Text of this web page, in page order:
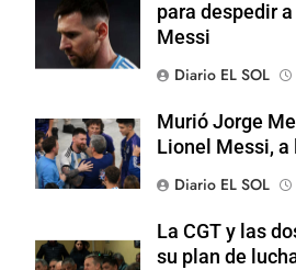
para despedir
Messi
Diario EL SOL
Murió Jorge
Lionel Messi, a
Diario EL SOL
La CGT y las
su plan de